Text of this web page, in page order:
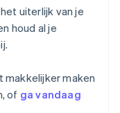
uiterlijk van je
houd al je
maken
of ga vandaag